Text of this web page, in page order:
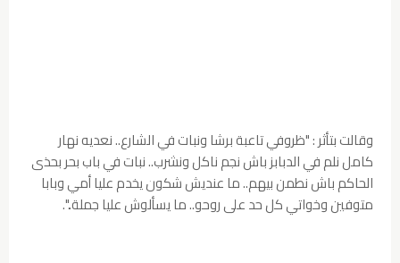
وقالت بتأثر : "ظروفي تاعبة برشا ونبات في الشارع.. نعديه نهار
كامل نلم في الدبابز باش نجم ناكل ونشرب.. نبات في باب بحر بحذی
الحاكم باش نطمن بيهم.. ما عنديش شكون يخدم عليا أمي وبابا
متوفين وخواتي كل حد على روحو.. ما يسألوش عليا جملة..".